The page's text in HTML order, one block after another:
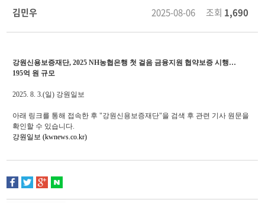
김민우 2025-08-06 조회 1,690
강원신용보증재단, 2025 NH농협은행 첫 걸음 금융지원 협약보증 시행…
195억 원 규모
2025. 8. 3.(일) 강원일보
아래 링크를 통해 접속한 후 "강원신용보증재단"을 검색 후 관련 기사 원문을
확인할 수 있습니다.
강원일보 (kwnews.co.kr)